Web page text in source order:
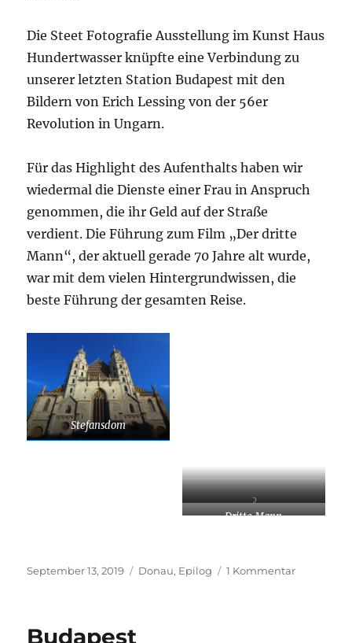
Die Steet Fotografie Ausstellung im Kunst Haus
Hundertwasser knüpfte eine Verbindung zu
unserer letzten Station Budapest mit den
Bildern von Erich Lessing von der 56er
Revolution in Ungarn.
Für das Highlight des Aufenthalts haben wir
wiedermal die Dienste einer Frau in Anspruch
genommen, die ihr Geld auf der Straße
verdient. Die Führung zum Film „Der dritte
Mann“, der aktuell gerade 70 Jahre alt wurde,
war mit dem vielen Hintergrundwissen, die
beste Führung der gesamten Reise.
Stefansdom
?
Dritte Mann
Veröffentlicht
September 13, 2019 Kategorien
Donau, Epilog 1 Kommentarzu
Budapest